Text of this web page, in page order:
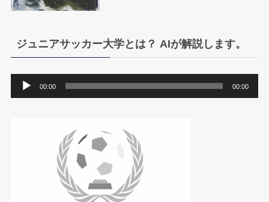
ジュニアサッカー大学とは？ AIが解説します。
声
00:00 00:00